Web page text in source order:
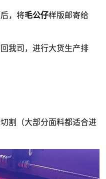
，将毛公仔样版邮寄给
我司，进行大货生产排
割（大部分面料都适合进